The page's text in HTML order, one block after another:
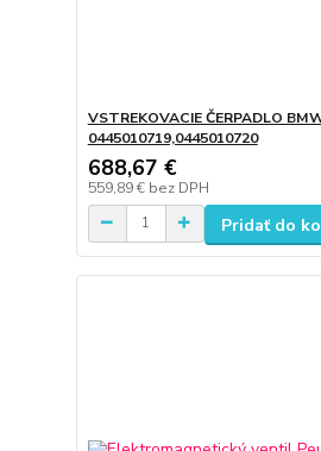
VSTREKOVACIE ČERPADLO
0445010719,0445010720
688,67 €
559,89 € bez DPH
Pridať do